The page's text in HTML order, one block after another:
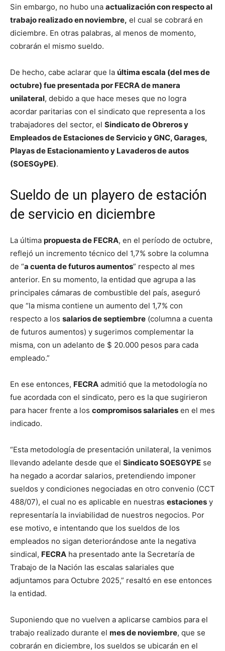
Sin embargo, no hubo una actualización con respecto al
trabajo realizado en noviembre, el cual se cobrará en
diciembre. En otras palabras, al menos de momento,
cobrarán el mismo sueldo.
De hecho, cabe aclarar que la última escala (del mes de
octubre) fue presentada por FECRA de manera
unilateral, debido a que hace meses que no logra
acordar paritarias con el sindicato que representa a los
trabajadores del sector, el Sindicato de Obreros y
Empleados de Estaciones de Servicio y GNC, Garages,
Playas de Estacionamiento y Lavaderos de autos
(SOESGyPE).
Sueldo de un playero de estación
de servicio en diciembre
La última propuesta de FECRA, en el período de octubre,
reflejó un incremento técnico del 1,7% sobre la columna
de “a cuenta de futuros aumentos” respecto al mes
anterior. En su momento, la entidad que agrupa a las
principales cámaras de combustible del país, aseguró
que “la misma contiene un aumento del 1,7% con
respecto a los salarios de septiembre (columna a cuenta
de futuros aumentos) y sugerimos complementar la
misma, con un adelanto de $ 20.000 pesos para cada
empleado.”
En ese entonces, FECRA admitió que la metodología no
fue acordada con el sindicato, pero es la que sugirieron
para hacer frente a los compromisos salariales en el mes
indicado.
“Esta metodología de presentación unilateral, la venimos
llevando adelante desde que el Sindicato SOESGYPE se
ha negado a acordar salarios, pretendiendo imponer
sueldos y condiciones negociadas en otro convenio (CCT
488/07), el cual no es aplicable en nuestras estaciones y
representaría la inviabilidad de nuestros negocios. Por
ese motivo, e intentando que los sueldos de los
empleados no sigan deteriorándose ante la negativa
sindical, FECRA ha presentado ante la Secretaría de
Trabajo de la Nación las escalas salariales que
adjuntamos para Octubre 2025,” resaltó en ese entonces
la entidad.
Suponiendo que no vuelven a aplicarse cambios para el
trabajo realizado durante el mes de noviembre, que se
cobrarán en diciembre, los sueldos se ubicarán en el